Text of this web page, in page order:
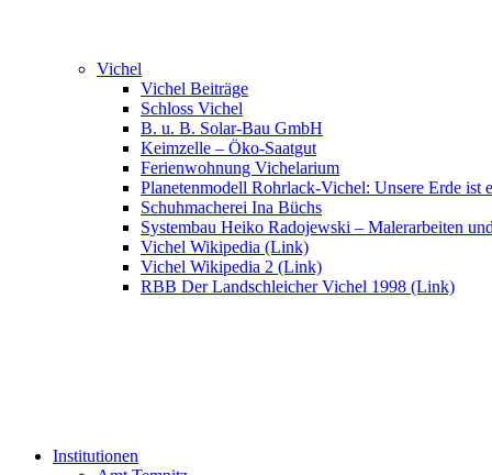
Vichel
Vichel Beiträge
Schloss Vichel
B. u. B. Solar-Bau GmbH
Keimzelle – Öko-Saatgut
Ferienwohnung Vichelarium
Planetenmodell Rohrlack-Vichel: Unsere Erde ist
Schuhmacherei Ina Büchs
Systembau Heiko Radojewski – Malerarbeiten
Vichel Wikipedia (Link)
Vichel Wikipedia 2 (Link)
RBB Der Landschleicher Vichel 1998 (Link)
Institutionen